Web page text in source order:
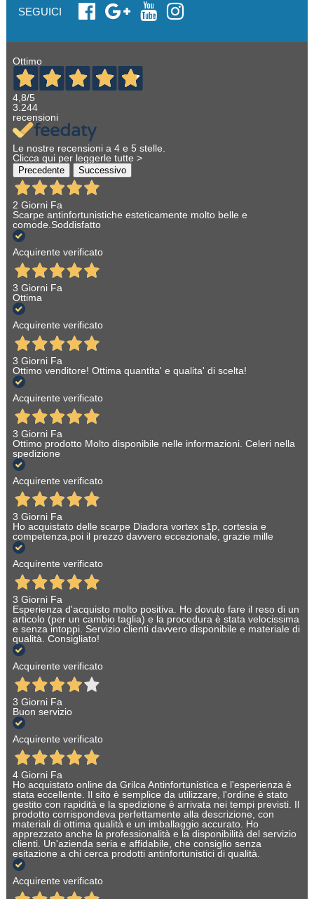
SEGUICI
Ottimo
4,8/5
3.244
recensioni
Le nostre recensioni a 4 e 5 stelle.
Clicca qui per leggerle tutte >
Precedente Successivo
2 Giorni Fa
Scarpe antinfortunistiche esteticamente molto belle e
comode.Soddisfatto
Acquirente verificato
3 Giorni Fa
Ottima
Acquirente verificato
3 Giorni Fa
Ottimo venditore! Ottima quantita' e qualita' di scelta!
Acquirente verificato
3 Giorni Fa
Ottimo prodotto Molto disponibile nelle informazioni. Celeri nella
spedizione
Acquirente verificato
3 Giorni Fa
Ho acquistato delle scarpe Diadora vortex s1p, cortesia e
competenza,poi il prezzo davvero eccezionale, grazie mille
Acquirente verificato
3 Giorni Fa
Esperienza d'acquisto molto positiva. Ho dovuto fare il reso di un
articolo (per un cambio taglia) e la procedura è stata velocissima
e senza intoppi. Servizio clienti davvero disponibile e materiale di
qualità. Consigliato!
Acquirente verificato
3 Giorni Fa
Buon servizio
Acquirente verificato
4 Giorni Fa
Ho acquistato online da Grilca Antinfortunistica e l'esperienza è
stata eccellente. Il sito è semplice da utilizzare, l'ordine è stato
gestito con rapidità e la spedizione è arrivata nei tempi previsti. Il
prodotto corrispondeva perfettamente alla descrizione, con
materiali di ottima qualità e un imballaggio accurato. Ho
apprezzato anche la professionalità e la disponibilità del servizio
clienti. Un'azienda seria e affidabile, che consiglio senza
esitazione a chi cerca prodotti antinfortunistici di qualità.
Acquirente verificato